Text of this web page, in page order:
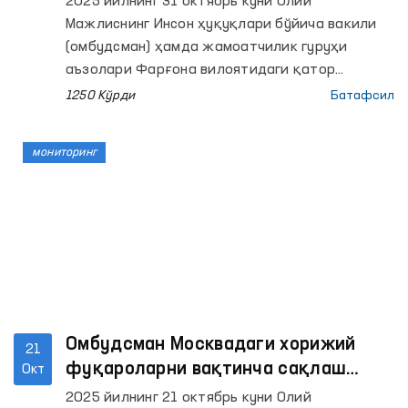
Мажлиснинг Инсон ҳуқуқлари бўйича вакили
(омбудсман) ҳамда жамоатчилик гуруҳи
аъзолари Фарғона вилоятидаги қатор
ҳаракатланиш эркинлиги чекланган шахслар
1250 Кўрди Батафсил
21
Окт
Омбудсман Москвадаги хорижий
фуқароларни вақтинча сақлаш
марказида бўлиб, юртдошларимиз
2025 йилнинг 21 октябрь куни Олий
мониторинг